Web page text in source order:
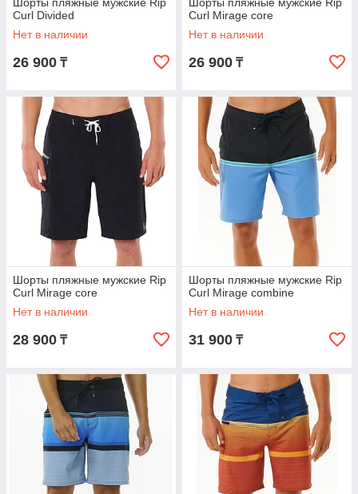
Curl Divided
Нет в наличии
26 900 ₸
Curl Mirage core
Нет в наличии
26 900 ₸
Шорты пляжные мужские Rip
Curl Mirage core
Нет в наличии
28 900 ₸
Шорты пляжные мужские Rip
Curl Mirage combine
Нет в наличии
31 900 ₸